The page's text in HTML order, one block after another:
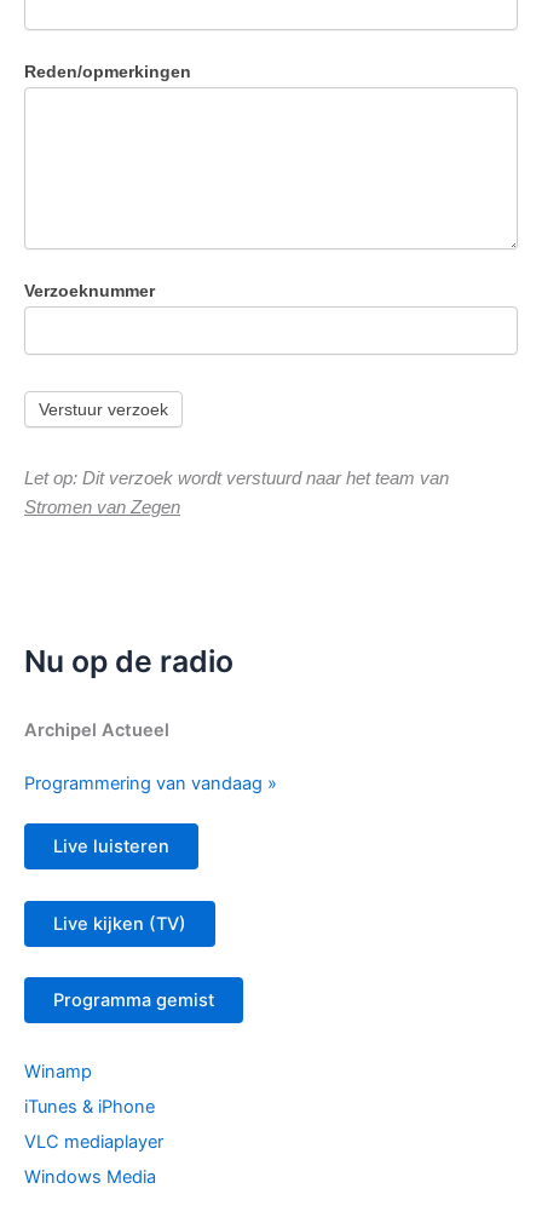
Reden/opmerkingen
Verzoeknummer
Let op: Dit verzoek wordt verstuurd naar het team van
Stromen van Zegen
Nu op de radio
Archipel Actueel
Programmering van vandaag »
Live luisteren
Live kijken (TV)
Programma gemist
Winamp
iTunes & iPhone
VLC mediaplayer
Windows Media